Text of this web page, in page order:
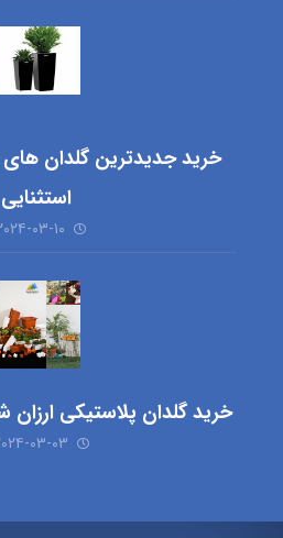
خرید جدیدترین گلدان
استثنایی
۲۰۲۴-۰۳-
خرید گلدان پلاستیکی ارزان
۲۰۲۴-۰۳-